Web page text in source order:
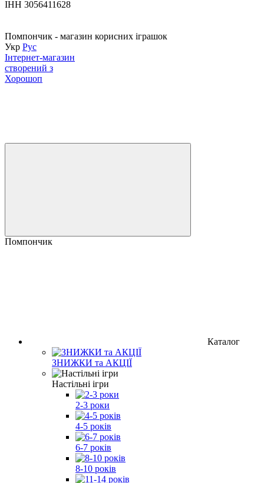
ІНН 3056411628
Помпончик - магазин корисних іграшок
Укр Рус
Інтернет-магазин
створений з
Хорошоп
Помпончик
Каталог
ЗНИЖКИ та АКЦІЇ
Настільні ігри
2-3 роки
4-5 років
6-7 років
8-10 років